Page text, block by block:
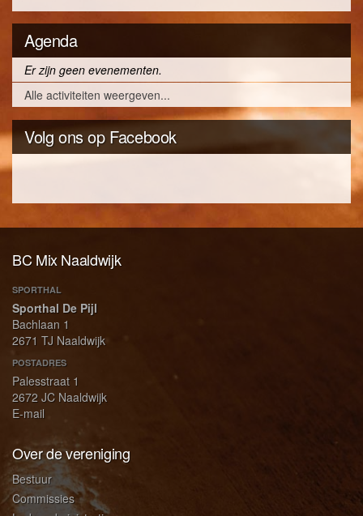
Agenda
Er zijn geen evenementen.
Alle activiteiten weergeven...
Volg ons op Facebook
BC Mix Naaldwijk
SPORTHAL
Sporthal De Pijl
Bachlaan 1
2671 TJ Naaldwijk
POSTADRES
Palesstraat 1
2672 JC Naaldwijk
E-mail
Over de vereniging
Bestuur
Commissies